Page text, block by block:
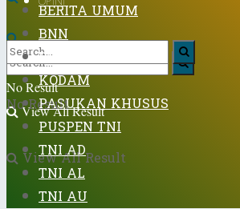
No Result
View All Result
No Result
View All Result
BERITA UMUM
BNN
DISPENAD
KODAM
PASUKAN KHUSUS
PUSPEN TNI
TNI AD
TNI AL
TNI AU